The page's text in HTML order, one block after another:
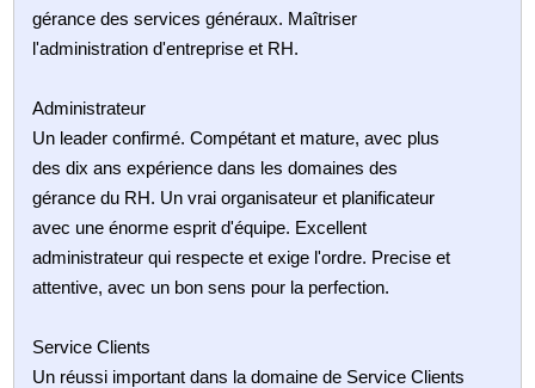
gérance des services généraux. Maîtriser
l'administration d'entreprise et RH.
Administrateur
Un leader confirmé. Compétant et mature, avec plus
des dix ans expérience dans les domaines des
gérance du RH. Un vrai organisateur et planificateur
avec une énorme esprit d'équipe. Excellent
administrateur qui respecte et exige l'ordre. Precise et
attentive, avec un bon sens pour la perfection.
Service Clients
Un réussi important dans la domaine de Service Clients